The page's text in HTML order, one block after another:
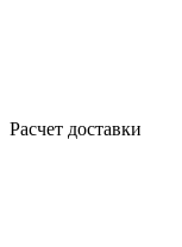
Расчет доставки